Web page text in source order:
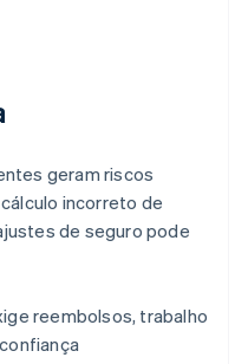
geram riscos
incorreto de
de seguro pode
reembolsos, trabalho